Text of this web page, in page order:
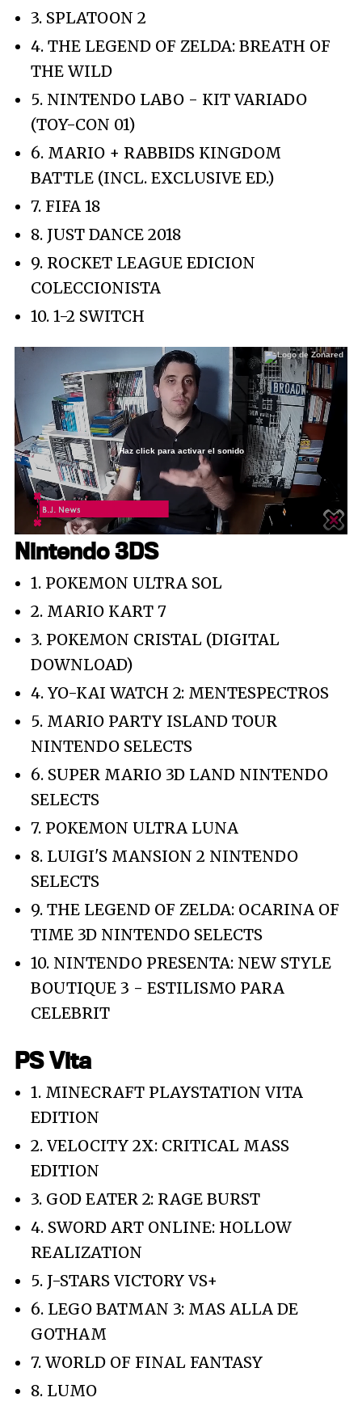
3. SPLATOON 2
4. THE LEGEND OF ZELDA: BREATH OF
THE WILD
5. NINTENDO LABO - KIT VARIADO
(TOY-CON 01)
6. MARIO + RABBIDS KINGDOM
BATTLE (INCL. EXCLUSIVE ED.)
7. FIFA 18
8. JUST DANCE 2018
9. ROCKET LEAGUE EDICION
COLECCIONISTA
10. 1-2 SWITCH
/
Loaded
2.63%
Haz click para activar el sonido
Nintendo 3DS
1. POKEMON ULTRA SOL
2. MARIO KART 7
3. POKEMON CRISTAL (DIGITAL
DOWNLOAD)
4. YO-KAI WATCH 2: MENTESPECTROS
5. MARIO PARTY ISLAND TOUR
NINTENDO SELECTS
6. SUPER MARIO 3D LAND NINTENDO
SELECTS
7. POKEMON ULTRA LUNA
8. LUIGI'S MANSION 2 NINTENDO
SELECTS
9. THE LEGEND OF ZELDA: OCARINA OF
TIME 3D NINTENDO SELECTS
10. NINTENDO PRESENTA: NEW STYLE
BOUTIQUE 3 - ESTILISMO PARA
CELEBRIT
PS Vita
1. MINECRAFT PLAYSTATION VITA
EDITION
2. VELOCITY 2X: CRITICAL MASS
EDITION
3. GOD EATER 2: RAGE BURST
4. SWORD ART ONLINE: HOLLOW
REALIZATION
5. J-STARS VICTORY VS+
6. LEGO BATMAN 3: MAS ALLA DE
GOTHAM
7. WORLD OF FINAL FANTASY
8. LUMO